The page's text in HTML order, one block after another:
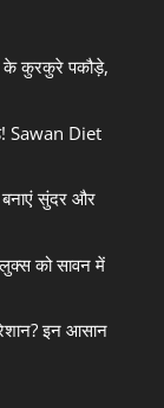
के कुरकुरे पकौड़े,
Sawan Diet
सुंदर और
लुक्स को सावन में
इन आसान